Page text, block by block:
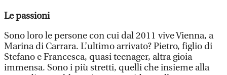
Le passioni
Sono loro le persone con cui dal 2011 vive Vienna, a
Marina di Carrara. L’ultimo arrivato? Pietro, figlio di
Stefano e Francesca, quasi teenager, altra gioia
immensa. Sono i più stretti, quelli che insieme alla